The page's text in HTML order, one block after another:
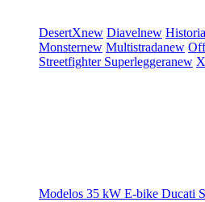
DesertXnew Diavelnew Historia
Monsternew Multistradanew
Streetfighter Superleggeranew
Modelos 35 kW E-bike Ducati